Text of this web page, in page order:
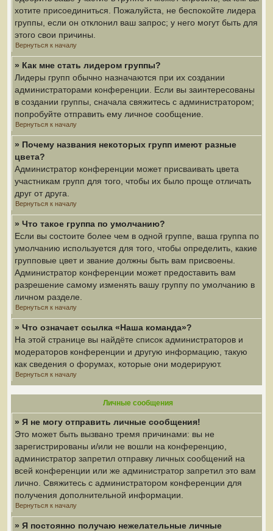
хотите присоединиться. Пожалуйста, не беспокойте лидера
группы, если он отклонил ваш запрос; у него могут быть для
этого свои причины.
Вернуться к началу
» Как мне стать лидером группы?
Лидеры групп обычно назначаются при их создании
администраторами конференции. Если вы заинтересованы
в создании группы, сначала свяжитесь с администратором;
попробуйте отправить ему личное сообщение.
Вернуться к началу
» Почему названия некоторых групп имеют разные
цвета?
Администратор конференции может присваивать цвета
участникам групп для того, чтобы их было проще отличать
друг от друга.
Вернуться к началу
» Что такое группа по умолчанию?
Если вы состоите более чем в одной группе, ваша группа по
умолчанию используется для того, чтобы определить, какие
групповые цвет и звание должны быть вам присвоены.
Администратор конференции может предоставить вам
разрешение самому изменять вашу группу по умолчанию в
личном разделе.
Вернуться к началу
» Что означает ссылка «Наша команда»?
На этой странице вы найдёте список администраторов и
модераторов конференции и другую информацию, такую
как сведения о форумах, которые они модерируют.
Вернуться к началу
Личные сообщения
» Я не могу отправить личные сообщения!
Это может быть вызвано тремя причинами: вы не
зарегистрированы и/или не вошли на конференцию,
администратор запретил отправку личных сообщений на
всей конференции или же администратор запретил это вам
лично. Свяжитесь с администратором конференции для
получения дополнительной информации.
Вернуться к началу
» Я постоянно получаю нежелательные личные